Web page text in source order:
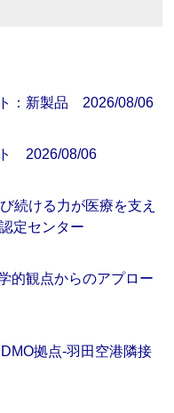
：新製品 2026/08/06
ト 2026/08/06
続ける力が医療を支え
定センター
的観点からのアプロー
拠点‐羽田空港隣接